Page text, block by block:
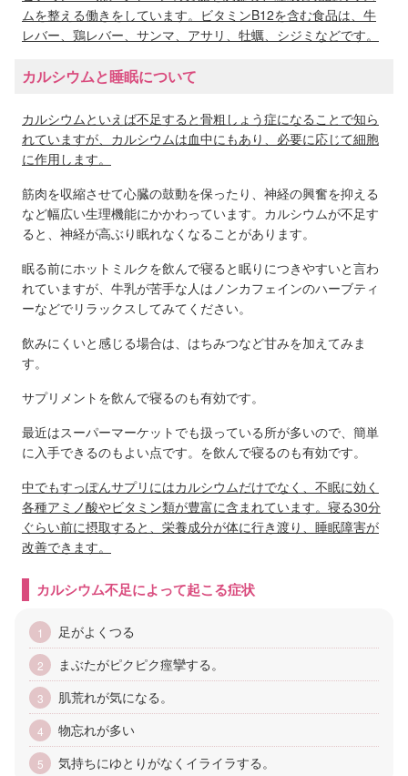
ムを整える働きをしています。ビタミンB12を含む食品は、牛
レバー、鶏レバー、サンマ、アサリ、牡蠣、シジミなどです。
カルシウムと睡眠について
カルシウムといえば不足すると骨粗しょう症になることで知ら
れていますが、カルシウムは血中にもあり、必要に応じて細胞
に作用します。
筋肉を収縮させて心臓の鼓動を保ったり、神経の興奮を抑える
など幅広い生理機能にかかわっています。カルシウムが不足す
ると、神経が高ぶり眠れなくなることがあります。
眠る前にホットミルクを飲んで寝ると眠りにつきやすいと言わ
れていますが、牛乳が苦手な人はノンカフェインのハーブティ
ーなどでリラックスしてみてください。
飲みにくいと感じる場合は、はちみつなど甘みを加えてみま
す。
サプリメントを飲んで寝るのも有効です。
最近はスーパーマーケットでも扱っている所が多いので、簡単
に入手できるのもよい点です。を飲んで寝るのも有効です。
中でもすっぽんサプリにはカルシウムだけでなく、不眠に効く
各種アミノ酸やビタミン類が豊富に含まれています。寝る30分
ぐらい前に摂取すると、栄養成分が体に行き渡り、睡眠障害が
改善できます。
カルシウム不足によって起こる症状
足がよくつる
まぶたがピクピク痙攣する。
肌荒れが気になる。
物忘れが多い
気持ちにゆとりがなくイライラする。